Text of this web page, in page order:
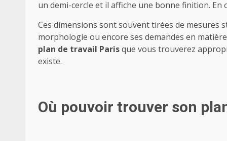
un demi-cercle et il affiche une bonne finition.
Ces dimensions sont souvent tirées de mesures
morphologie ou encore ses demandes en
plan de travail Parisque vous trouverez
existe.
Où pouvoir trouver son